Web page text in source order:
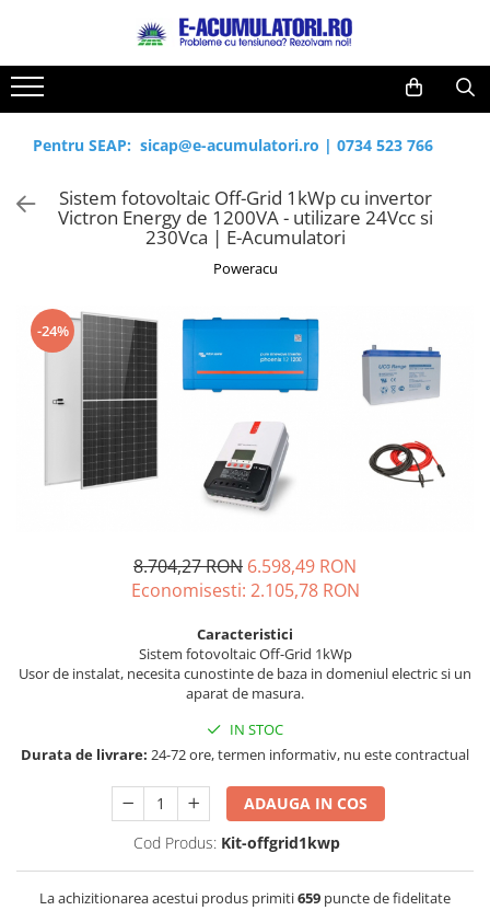
Toate Produsele
Acumulatori, Baterii si Incarcatoare
Uzuale
Baterii alcaline
Baterii litiu
Baterii auditive
Accesorii baterii
Baterii Industriale
Acumulatori
Incarcatoare acumulatori
Panouri fotovoltaice
Sisteme prindere panouri
Invertoare
Invertoare On-grid
PWM
Convertoare de tensiune
Reduceri de vara
Cabluri
Acumulatori
Prelungitoare
Panouri fotovoltaice
Statii de incarcare EV
UPS
Pentru SEAP: sicap@e-acumulatori.ro | 0734 523 766
Sistem fotovoltaic Off-Grid 1kWp cu invertor
Victron Energy de 1200VA - utilizare 24Vcc si
230Vca | E-Acumulatori
Poweracu
-24%
8.704,27 RON 6.598,49 RON
Economisesti: 2.105,78 RON
Caracteristici
Sistem fotovoltaic Off-Grid 1kWp
Usor de instalat, necesita cunostinte de baza in domeniul electric si un
aparat de masura.
IN STOC
Durata de livrare: 24-72 ore, termen informativ, nu este contractual
ADAUGA IN COS
Cod Produs: Kit-offgrid1kwp
La achizitionarea acestui produs primiti659 puncte de fidelitate